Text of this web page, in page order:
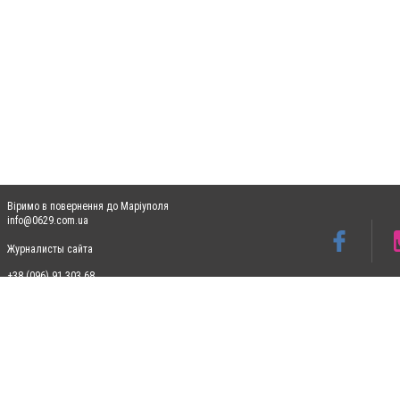
Віримо в повернення до Маріуполя
info@0629.com.ua
Журналисты сайта
+38 (096) 91 303 68